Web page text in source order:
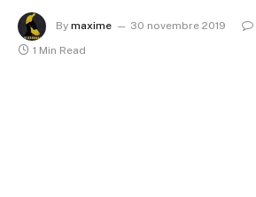
By maxime 30 novembre 2019
1 Min Read